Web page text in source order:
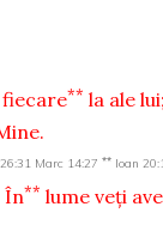
fiecare** la ale
Marc 14:27 ** Ioan
În** lume veţi